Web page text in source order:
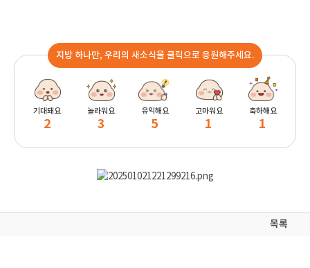
지방 하나만, 우리의 새소식을 클릭으로 응원해주세요.
기대돼요
2
놀라워요
3
유익해요
5
고마워요
1
축하해요
1
목록